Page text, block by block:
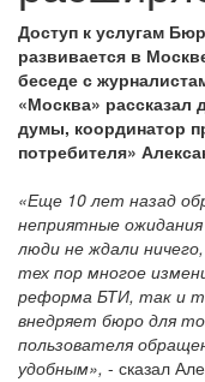
Доступ к услугам
развивается в
беседе с
«Москва» рассказал
думы, координатор
потребителя»
«Еще 10 лет назад
неприятные
люди не ждали
тех пор многое
реформа БТИ, так и
внедряет бюро для
пользователя
удобным», - сказал